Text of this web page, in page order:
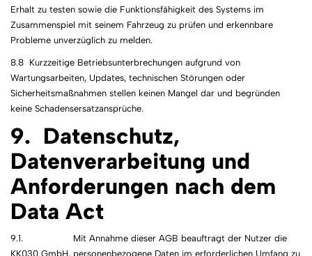
Erhalt zu testen sowie die Funktionsfähigkeit des Systems im
Zusammenspiel mit seinem Fahrzeug zu prüfen und erkennbare
Probleme unverzüglich zu melden.
8.8 Kurzzeitige Betriebsunterbrechungen aufgrund von
Wartungsarbeiten, Updates, technischen Störungen oder
Sicherheitsmaßnahmen stellen keinen Mangel dar und begründen
keine Schadensersatzansprüche.
9. Datenschutz,
Datenverarbeitung und
Anforderungen nach dem
Data Act
9.1. Mit Annahme dieser AGB beauftragt der Nutzer die
KK030 GmbH, personenbezogene Daten im erforderlichen Umfang zu